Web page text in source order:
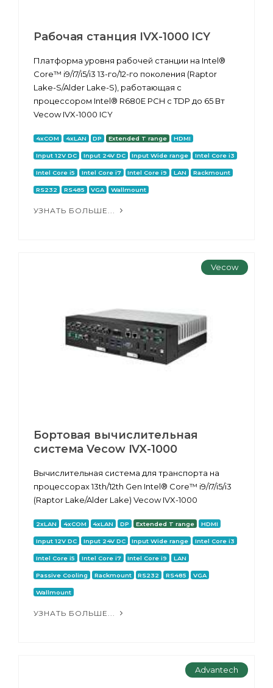
Рабочая станция IVX-1000 ICY
Платформа уровня рабочей станции на Intel®
Core™ i9/i7/i5/i3 13-го/12-го поколения (Raptor
Lake-S/Alder Lake-S), работающая с
процессором Intel® R680E PCH с TDP до 65 Вт
Vecow IVX-1000 ICY
4xCOM 4xLAN DP Extended T range HDMI
Input 12V DC Input 24V DC Input Wide range Intel Core i3
Intel Core i5 Intel Core i7 Intel Core i9 LAN Rackmount
RS232 RS485 VGA Wallmount
УЗНАТЬ БОЛЬШЕ...
Vecow
Бортовая вычислительная
система Vecow IVX-1000
Вычислительная система для транспорта на
процессорах 13th/12th Gen Intel® Core™ i9/i7/i5/i3
(Raptor Lake/Alder Lake) Vecow IVX-1000
2xLAN 4xCOM 4xLAN DP Extended T range HDMI
Input 12V DC Input 24V DC Input Wide range Intel Core i3
Intel Core i5 Intel Core i7 Intel Core i9 LAN
Passive Cooling Rackmount RS232 RS485 VGA
Wallmount
УЗНАТЬ БОЛЬШЕ...
Advantech